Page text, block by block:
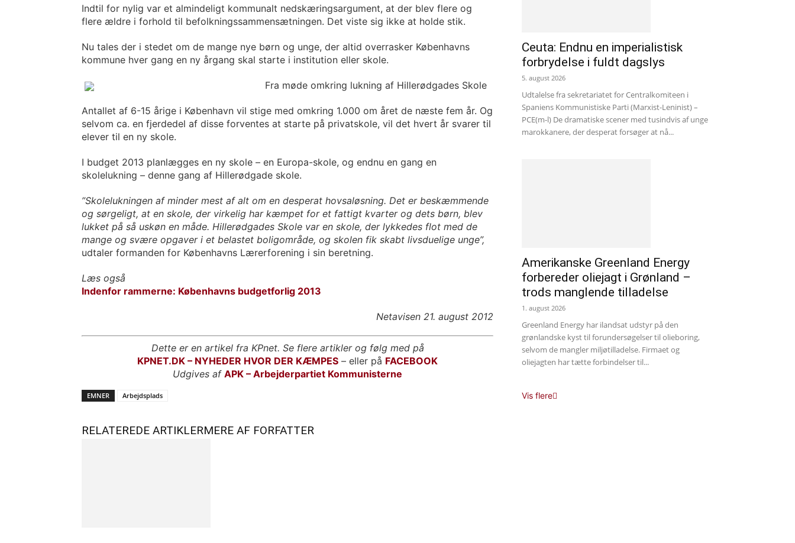
Indtil for nylig var et almindeligt kommunalt nedskæringsargument, at der blev flere og
flere ældre i forhold til befolkningssammensætningen. Det viste sig ikke at holde stik.
Nu tales der i stedet om de mange nye børn og unge, der altid overrasker Københavns
kommune hver gang en ny årgang skal starte i institution eller skole.
Fra møde omkring lukning af Hillerødgades Skole
Antallet af 6-15 årige i København vil stige med omkring 1.000 om året de næste fem år. Og
selvom ca. en fjerdedel af disse forventes at starte på privatskole, vil det hvert år svarer til
elever til en ny skole.
I budget 2013 planlægges en ny skole – en Europa-skole, og endnu en gang en
skolelukning – denne gang af Hillerødgade skole.
”Skolelukningen af minder mest af alt om en desperat hovsaløsning. Det er beskæmmende
og sørgeligt, at en skole, der virkelig har kæmpet for et fattigt kvarter og dets børn, blev
lukket på så uskøn en måde. Hillerødgades Skole var en skole, der lykkedes flot med de
mange og svære opgaver i et belastet boligområde, og skolen fik skabt livsduelige unge”,
udtaler formanden for Københavns Lærerforening i sin beretning.
Læs også
Indenfor rammerne: Københavns budgetforlig 2013
Netavisen 21. august 2012
Dette er en artikel fra KPnet. Se flere artikler og følg med på
KPNET.DK – NYHEDER HVOR DER KÆMPES – eller på FACEBOOK
Udgives af APK – Arbejderpartiet Kommunisterne
EMNER Arbejdsplads
RELATEREDE ARTIKLERMERE AF FORFATTER
Ceuta: Endnu en imperialistisk
forbrydelse i fuldt dagslys
5. august 2026
Udtalelse fra sekretariatet for Centralkomiteen i
Spaniens Kommunistiske Parti (Marxist-Leninist) –
PCE(m-l) De dramatiske scener med tusindvis af unge
marokkanere, der desperat forsøger at nå...
Amerikanske Greenland Energy
forbereder oliejagt i Grønland –
trods manglende tilladelse
1. august 2026
Greenland Energy har ilandsat udstyr på den
grønlandske kyst til forundersøgelser til olieboring,
selvom de mangler miljøtilladelse. Firmaet og
oliejagten har tætte forbindelser til...
Vis flere